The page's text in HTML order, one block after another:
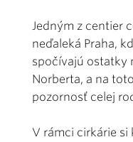
Jedným z centier
neďaleká Praha,
spočívajú ostatky
Norberta, a na
pozornosť celej
V rámci cirkárie si